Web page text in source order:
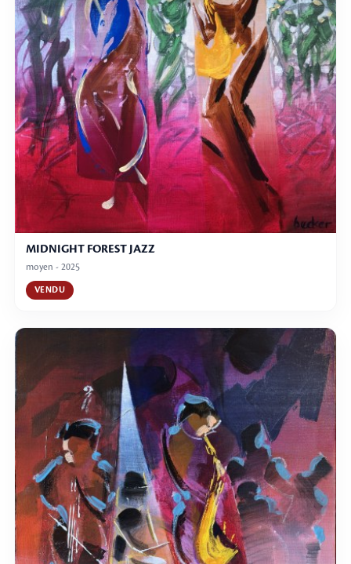
MIDNIGHT FOREST JAZZ
moyen - 2025
VENDU